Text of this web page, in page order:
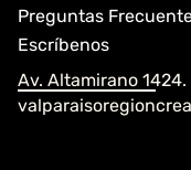
Preguntas
Escríbenos
Av. Altamirano 1424.